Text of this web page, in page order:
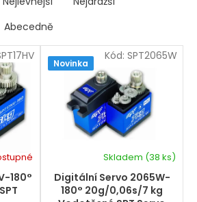
Abecedně
180°
Novinka
Digitální Servo 2065W-
180° 20g/0,06s/7 kg
Skladem (38 ks)
Kód: SPT2065W